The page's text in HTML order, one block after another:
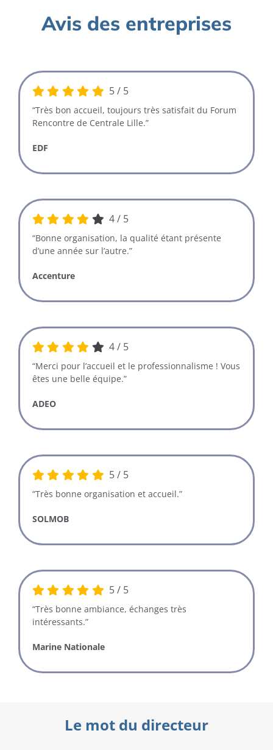
Avis des entreprises
5/ 5
“Très bon accueil, toujours très satisfait du Forum
Rencontre de Centrale Lille.”
EDF
4/ 5
“Bonne organisation, la qualité étant présente
d’une année sur l’autre.”
Accenture
4/ 5
“Merci pour l’accueil et le professionnalisme ! Vous
êtes une belle équipe.”
ADEO
5/ 5
“Très bonne organisation et accueil.”
SOLMOB
5/ 5
“Très bonne ambiance, échanges très
intéressants.”
Marine Nationale
Le mot du directeur